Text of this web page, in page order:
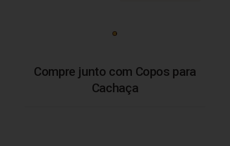
Compre junto com Copos para
Cachaça